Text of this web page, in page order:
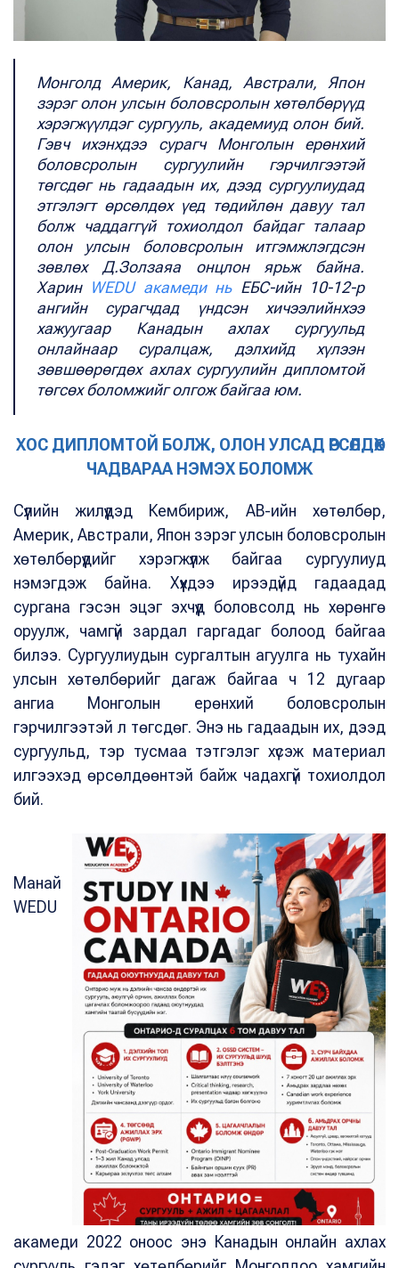
Монголд Америк, Канад, Австрали, Япон
зэрэг олон улсын боловсролын хөтөлбөрүүд
хэрэгжүүлдэг сургууль, академиуд олон бий.
Гэвч ихэнхдээ сурагч Монголын ерөнхий
боловсролын сургуулийн гэрчилгээтэй
төгсдөг нь гадаадын их, дээд сургуулиудад
этгэлэгт өрсөлдөх үед төдийлөн давуу тал
болж чаддаггүй тохиолдол байдаг талаар
олон улсын боловсролын итгэмжлэгдсэн
зөвлөх Д.Золзаяа онцлон ярьж байна.
Харин WEDU акамеди ньЕБС-ийн 10-12-р
ангийн сурагчдад үндсэн хичээлийнхээ
хажуугаар Канадын ахлах сургуульд
онлайнаар суралцаж, дэлхийд хүлээн
зөвшөөрөгдөх ахлах сургуулийн дипломтой
төгсөх боломжийг олгож байгаа юм.
ХОС ДИПЛОМТОЙ БОЛЖ, ОЛОН УЛСАД ӨРСӨЛДӨХ
ЧАДВАРАА НЭМЭХ БОЛОМЖ
Сүүлийн жилүүдэд Кембириж, AB-ийн хөтөлбөр,
Америк, Австрали, Япон зэрэг улсын боловсролын
хөтөлбөрүүдийг хэрэгжүүлж байгаа сургуулиуд
нэмэгдэж байна. Хүүхдээ ирээдүйд гадаадад
сургана гэсэн эцэг эхчүүд боловсолд нь хөрөнгө
оруулж, чамгүй зардал гаргадаг болоод байгаа
билээ. Сургуулиудын сургалтын агуулга нь тухайн
улсын хөтөлбөрийг дагаж байгаа ч 12 дугаар
ангиа Монголын ерөнхий боловсролын
гэрчилгээтэй л төгсдөг. Энэ нь гадаадын их, дээд
сургуульд, тэр тусмаа тэтгэлэг хүсэж материал
илгээхэд өрсөлдөөнтэй байж чадахгүй тохиолдол
бий.
Манай
WEDU
акамеди 2022 оноос энэ Канадын онлайн ахлах